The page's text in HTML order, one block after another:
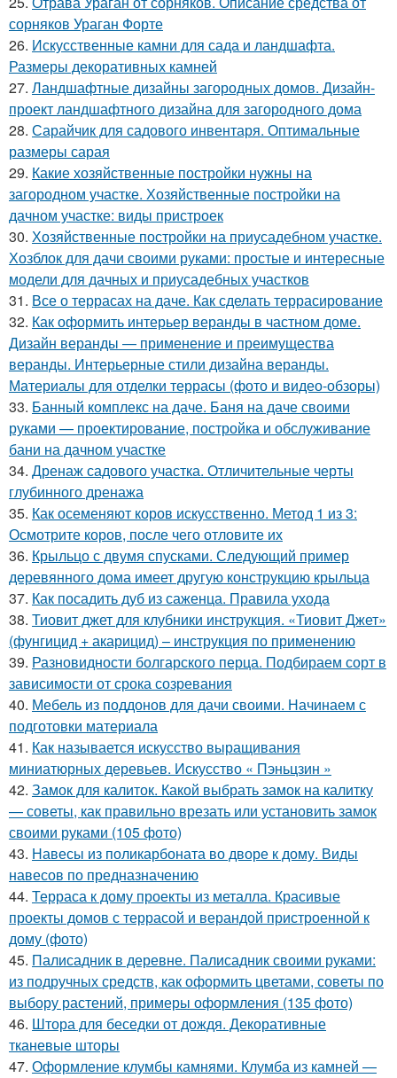
сорняков Ураган Форте
26. Искусственные камни для сада и ландшафта.
Размеры декоративных камней
27. Ландшафтные дизайны загородных домов. Дизайн-
проект ландшафтного дизайна для загородного дома
28. Сарайчик для садового инвентаря. Оптимальные
размеры сарая
29. Какие хозяйственные постройки нужны на
загородном участке. Хозяйственные постройки на
дачном участке: виды пристроек
30. Хозяйственные постройки на приусадебном участке.
Хозблок для дачи своими руками: простые и интересные
модели для дачных и приусадебных участков
31. Все о террасах на даче. Как сделать террасирование
32. Как оформить интерьер веранды в частном доме.
Дизайн веранды — применение и преимущества
веранды. Интерьерные стили дизайна веранды.
Материалы для отделки террасы (фото и видео-обзоры)
33. Банный комплекс на даче. Баня на даче своими
руками — проектирование, постройка и обслуживание
бани на дачном участке
34. Дренаж садового участка. Отличительные черты
глубинного дренажа
35. Как осеменяют коров искусственно. Метод 1 из 3:
Осмотрите коров, после чего отловите их
36. Крыльцо с двумя спусками. Следующий пример
деревянного дома имеет другую конструкцию крыльца
37. Как посадить дуб из саженца. Правила ухода
38. Тиовит джет для клубники инструкция. «Тиовит Джет»
(фунгицид + акарицид) – инструкция по применению
39. Разновидности болгарского перца. Подбираем сорт в
зависимости от срока созревания
40. Мебель из поддонов для дачи своими. Начинаем с
подготовки материала
41. Как называется искусство выращивания
миниатюрных деревьев. Искусство « Пэньцзин »
42. Замок для калиток. Какой выбрать замок на калитку
— советы, как правильно врезать или установить замок
своими руками (105 фото)
43. Навесы из поликарбоната во дворе к дому. Виды
навесов по предназначению
44. Терраса к дому проекты из металла. Красивые
проекты домов с террасой и верандой пристроенной к
дому (фото)
45. Палисадник в деревне. Палисадник своими руками:
из подручных средств, как оформить цветами, советы по
выбору растений, примеры оформления (135 фото)
46. Штора для беседки от дождя. Декоративные
тканевые шторы
47. Оформление клумбы камнями. Клумба из камней —